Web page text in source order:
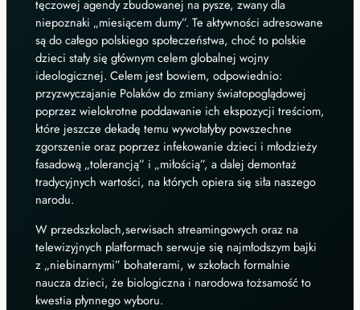
tęczowej agendy zbudowanej na pysze, zwany dla
niepoznaki „miesiącem dumy”. Te aktywności adresowane
są do całego polskiego społeczeństwa, choć to polskie
dzieci stały się głównym celem globalnej wojny
ideologicznej. Celem jest bowiem, odpowiednio:
przyzwyczajanie Polaków do zmiany światopoglądowej
poprzez wielokrotne poddawanie ich ekspozycji treściom,
które jeszcze dekadę temu wywołałyby powszechne
zgorszenie oraz poprzez infekowanie dzieci i młodzieży
fasadową „tolerancją” i „miłością”, a dalej demontaż
tradycyjnych wartości, na których opiera się siła naszego
narodu.
W przedszkolach,serwisach streamingowych oraz na
telewizyjnych platformach serwuje się najmłodszym bajki
z „niebinarnymi” bohaterami, w szkołach formalnie
naucza dzieci, że biologiczna i narodowa tożsamość to
kwestia płynnego wyboru.